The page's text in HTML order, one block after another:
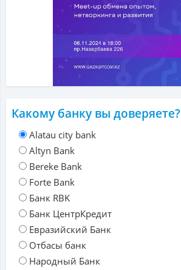
Какому банку вы доверяете?
Alatau city bank
Altyn Bank
Bereke Bank
Forte Bank
Банк RBK
Банк ЦентрКредит
Евразийский Банк
Отбасы банк
Народный Банк